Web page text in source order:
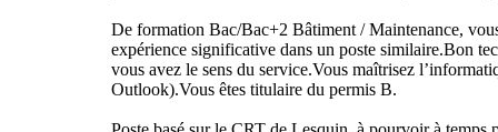
De formation Bac/Bac+2 Bâtiment / Maintenance,
expérience significative dans un poste similaire.Bon
vous avez le sens du service.Vous maîtrisez
Outlook).Vous êtes titulaire du permis B.